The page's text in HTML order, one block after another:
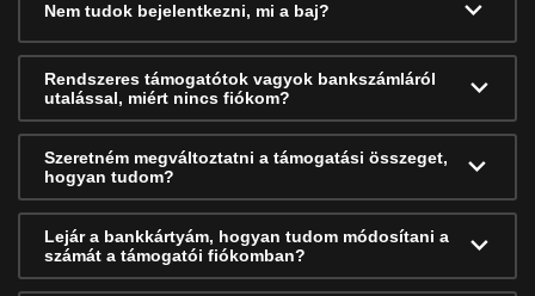
Nem tudok bejelentkezni, mi a baj?
Rendszeres támogatótok vagyok bankszámláról
utalással, miért nincs fiókom?
Szeretném megváltoztatni a támogatási összeget,
hogyan tudom?
Lejár a bankkártyám, hogyan tudom módosítani a
számát a támogatói fiókomban?